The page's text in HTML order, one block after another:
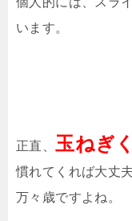
います。
正直、 玉ねぎ
慣れてくれば大丈
万々歳ですよね。